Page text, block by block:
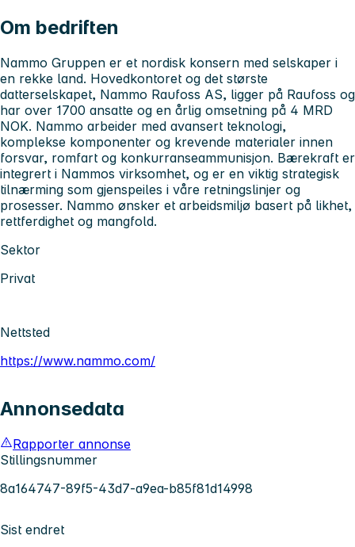
Om bedriften
Nammo Gruppen er et nordisk konsern med selskaper i
en rekke land. Hovedkontoret og det største
datterselskapet, Nammo Raufoss AS, ligger på Raufoss og
har over 1700 ansatte og en årlig omsetning på 4 MRD
NOK. Nammo arbeider med avansert teknologi,
komplekse komponenter og krevende materialer innen
forsvar, romfart og konkurranseammunisjon. Bærekraft er
integrert i Nammos virksomhet, og er en viktig strategisk
tilnærming som gjenspeiles i våre retningslinjer og
prosesser. Nammo ønsker et arbeidsmiljø basert på likhet,
rettferdighet og mangfold.
Sektor
Privat
Nettsted
https://www.nammo.com/
Annonsedata
Rapporter annonse
Stillingsnummer
8a164747-89f5-43d7-a9ea-b85f81d14998
Sist endret